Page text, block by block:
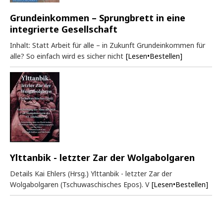
Grundeinkommen – Sprungbrett in eine
integrierte Gesellschaft
Inhalt: Statt Arbeit für alle – in Zukunft Grundeinkommen für
alle? So einfach wird es sicher nicht [Lesen•Bestellen]
Ylttanbik - letzter Zar der Wolgabolgaren
Details Kai Ehlers (Hrsg.) Ylttanbik - letzter Zar der
Wolgabolgaren (Tschuwaschisches Epos). V [Lesen•Bestellen]